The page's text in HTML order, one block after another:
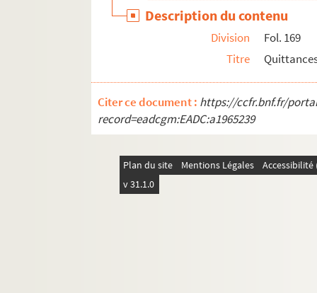
Description du contenu
Division
Fol. 169
Titre
Citer ce document : https://ccfr.bnf.fr/
record=eadcgm:EADC:a1965239
Plan du site Mentions Légales
v 31.1.0